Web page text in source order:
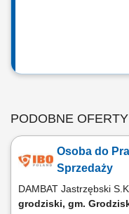
PODOBNE OFERTY
Osoba do
Sprzedaży
DAMBAT Jastrzębski
grodziski, gm.